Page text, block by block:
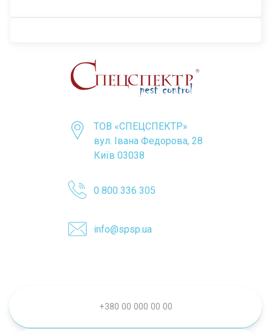
ТОВ «CПЕЦСПЕКТР»
вул. Івана Федорова, 28
Київ 03038
0 800 336 305
info@spsp.ua